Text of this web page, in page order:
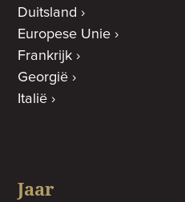
Duitsland
Europese Unie
Frankrijk
Georgië
Italië
Jaar